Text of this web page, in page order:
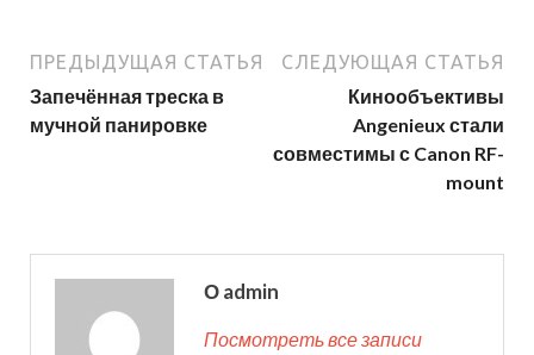
ПРЕДЫДУЩАЯ СТАТЬЯ
Запечённая треска в
мучной панировке
СЛЕДУЮЩАЯ СТАТЬЯ
Кинообъективы
Angenieux стали
совместимы с Canon RF-
mount
О admin
Посмотреть все записи